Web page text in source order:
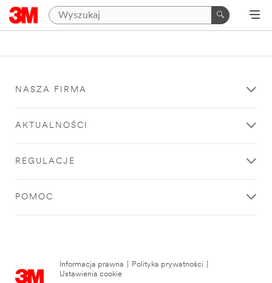
NASZA FIRMA
AKTUALNOŚCI
REGULACJE
POMOC
Informacja prawna Polityka prywatności
Ustawienia cookie